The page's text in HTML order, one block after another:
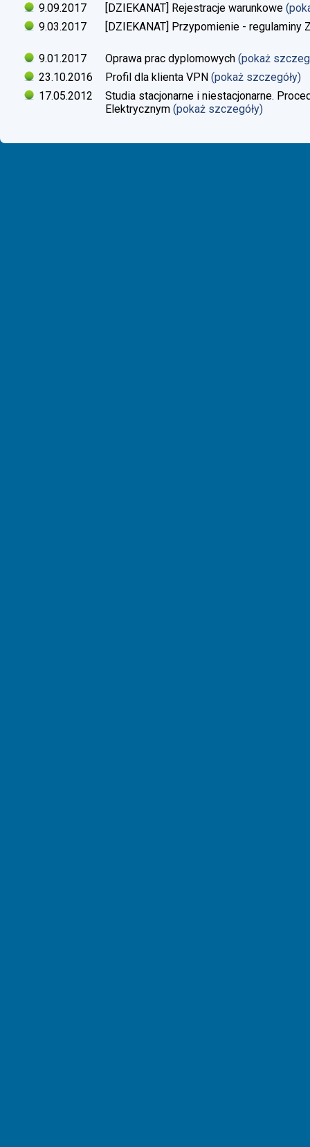
9.09.2017
[DZIEKANAT] Rejestracje warunkowe
9.03.2017
[DZIEKANAT] Przypomienie - regulaminy
9.01.2017 Oprawa prac dyplomowych (pokaż
23.10.2016
Profil dla klienta VPN (pokaż szczegóły)
17.05.2012
Studia stacjonarne i niestacjonarne.
Elektrycznym (pokaż szczegóły)